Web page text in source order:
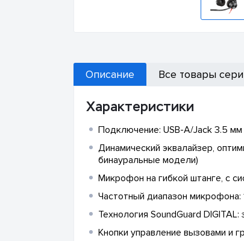
Описание Все товары
Характеристики
Подключение: USB-A/Jack 3.5 мм
Динамический эквалайзер,
бинауральные модели)
Микрофон на гибкой штанге, с
Частотный диапазон микрофона:
Технология SoundGuard
Кнопки управление вызовами и